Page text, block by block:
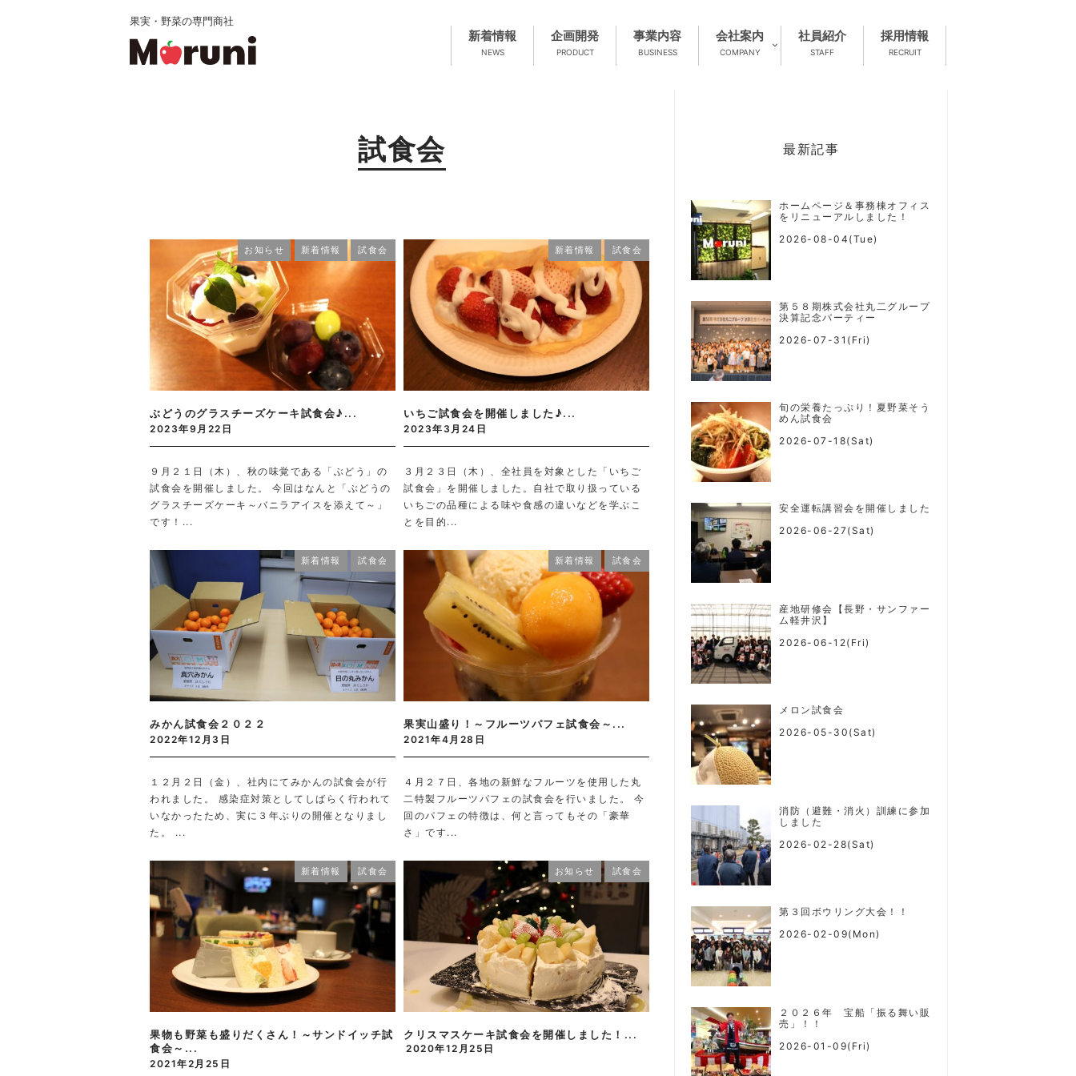
果実・野菜の専門商社
新着情報
NEWS
企画開発
PRODUCT
事業内容
BUSINESS
会社案内
COMPANY
社員紹介
STAFF
採用情報
RECRUIT
試食会
お知らせ 新着情報 試食会
ぶどうのグラスチーズケーキ試食会♪...
2023年9月22日
９月２１日（木）、秋の味覚である「ぶどう」の
試食会を開催しました。 今回はなんと「ぶどうの
グラスチーズケーキ～バニラアイスを添えて～」
です！...
新着情報 試食会
いちご試食会を開催しました♪...
2023年3月24日
３月２３日（木）、全社員を対象とした「いちご
試食会」を開催しました。自社で取り扱っている
いちごの品種による味や食感の違いなどを学ぶこ
とを目的...
新着情報 試食会
みかん試食会２０２２
2022年12月3日
１２月２日（金）、社内にてみかんの試食会が行
われました。 感染症対策としてしばらく行われて
いなかったため、実に３年ぶりの開催となりまし
た。 ...
新着情報 試食会
果実山盛り！～フルーツパフェ試食会～...
2021年4月28日
４月２７日、各地の新鮮なフルーツを使用した丸
二特製フルーツパフェの試食会を行いました。 今
回のパフェの特徴は、何と言ってもその「豪華
さ」です...
新着情報 試食会
果物も野菜も盛りだくさん！～サンドイッチ試
食会～...
2021年2月25日
お知らせ 試食会
クリスマスケーキ試食会を開催しました！...
2020年12月25日
最新記事
ホームページ＆事務棟オフィス
をリニューアルしました！
2026-08-04(Tue)
第５８期株式会社丸二グループ
決算記念パーティー
2026-07-31(Fri)
旬の栄養たっぷり！夏野菜そう
めん試食会
2026-07-18(Sat)
安全運転講習会を開催しました
2026-06-27(Sat)
産地研修会【長野・サンファー
ム軽井沢】
2026-06-12(Fri)
メロン試食会
2026-05-30(Sat)
消防（避難・消火）訓練に参加
しました
2026-02-28(Sat)
第３回ボウリング大会！！
2026-02-09(Mon)
２０２６年 宝船「振る舞い販
売」！！
2026-01-09(Fri)